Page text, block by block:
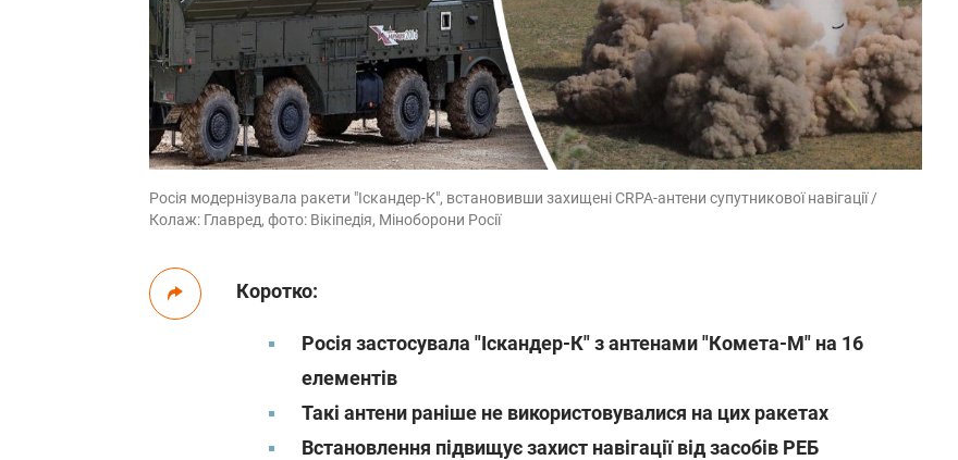
Росія модернізувала ракети "Іскандер-К", встановивши захищені CRPA-антени супутникової навігації /
Колаж: Главред, фото: Вікіпедія, Міноборони Росії
Коротко:
Росія застосувала "Іскандер-К" з антенами "Комета-М" на 16
елементів
Такі антени раніше не використовувалися на цих ракетах
Встановлення підвищує захист навігації від засобів РЕБ